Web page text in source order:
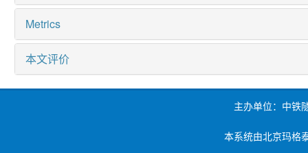
Metrics
本文评价
主办单位：中铁
本系统由北京玛格